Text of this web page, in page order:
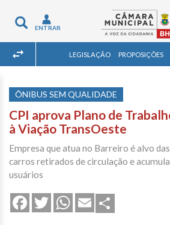
Toggle
navigation
ENTRAR
LEGISLAÇÃO PROPOSIÇÕES
ÔNIBUS SEM QUALIDADE
CPI aprova Plano de
à Viação TransOeste
Empresa que atua no Barreiro é alvo
carros retirados de circulação e
usuários
FacebookTwitterWhatsApp
Email